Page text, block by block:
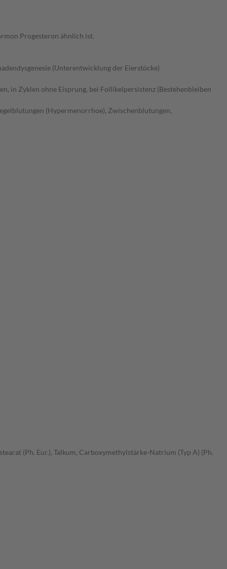
Progesteron ähnlich ist.
(Unterentwicklung der Eierstöcke)
in Zyklen ohne Eisprung, bei Follikelpersistenz (Bestehenbleiben
(Hypermenorrhoe), Zwischenblutungen,
(Ph. Eur.), Talkum, Carboxymethylstärke-Natrium (Typ A) (Ph.